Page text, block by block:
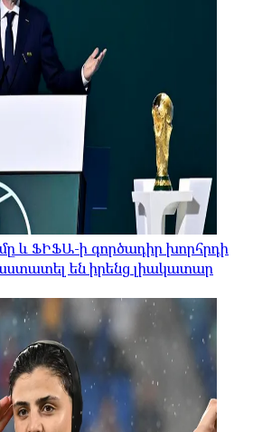
և ՖԻՖԱ-ի գործադիր խորհրդի
են իրենց լիակատար